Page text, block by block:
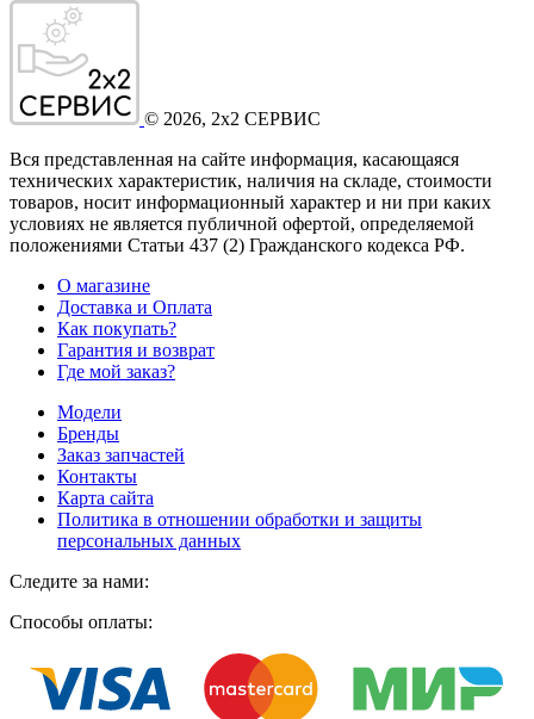
© 2026, 2x2 СЕРВИС
Вся представленная на сайте информация, касающаяся
технических характеристик, наличия на складе, стоимости
товаров, носит информационный характер и ни при каких
условиях не является публичной офертой, определяемой
положениями Статьи 437 (2) Гражданского кодекса РФ.
О магазине
Доставка и Оплата
Как покупать?
Гарантия и возврат
Где мой заказ?
Модели
Бренды
Заказ запчастей
Контакты
Карта сайта
Политика в отношении обработки и защиты
персональных данных
Следите за нами:
Способы оплаты: